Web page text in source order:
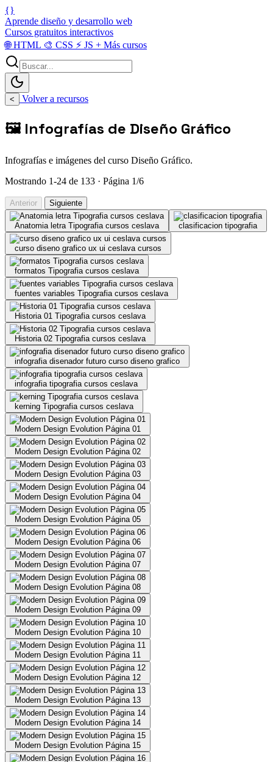
{}
Aprende diseño y desarrollo web
Cursos gratuitos interactivos
🌐HTML 🎨 CSS ⚡ JS + Más cursos
< Volver a recursos
🖼️ Infografías de Diseño Gráfico
Infografías e imágenes del curso Diseño Gráfico.
Mostrando 1-24 de 133 · Página 1/6
Anterior Siguiente
Anatomia letra Tipografia cursos ceslava clasificacion tipografia
curso diseno grafico ux ui ceslava cursos
formatos Tipografia cursos ceslava
fuentes variables Tipografia cursos ceslava
Historia 01 Tipografia cursos ceslava
Historia 02 Tipografia cursos ceslava
infografia disenador futuro curso diseno grafico
infografia tipografia cursos ceslava
kerning Tipografia cursos ceslava
Modern Design Evolution Página 01
Modern Design Evolution Página 02
Modern Design Evolution Página 03
Modern Design Evolution Página 04
Modern Design Evolution Página 05
Modern Design Evolution Página 06
Modern Design Evolution Página 07
Modern Design Evolution Página 08
Modern Design Evolution Página 09
Modern Design Evolution Página 10
Modern Design Evolution Página 11
Modern Design Evolution Página 12
Modern Design Evolution Página 13
Modern Design Evolution Página 14
Modern Design Evolution Página 15